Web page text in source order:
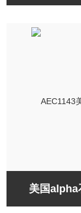
美国alpha